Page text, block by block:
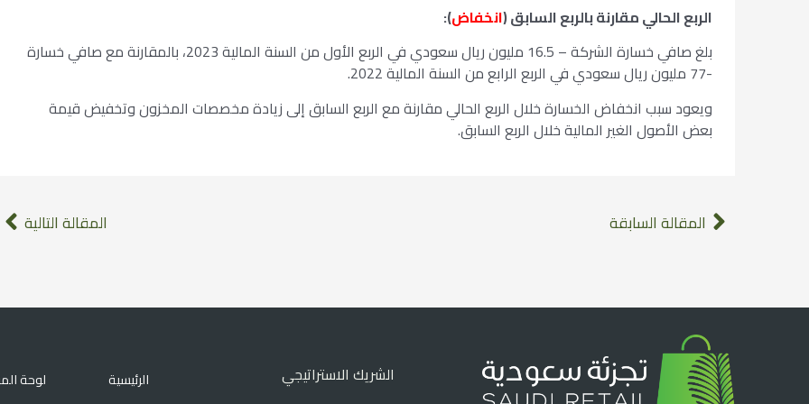
الربع الحالي مقارنة بالربع السابق (انخفاض):
بلغ صافي خسارة الشركة – 16.5 مليون ريال سعودي في الربع الأول من السنة المالية 2023، بالمقارنة مع صافي خسارة
-77 مليون ريال سعودي في الربع الرابع من السنة المالية 2022.
ويعود سبب انخفاض الخسارة خلال الربع الحالي مقارنة مع الربع السابق إلى زيادة مخصصات المخزون وتخفيض قيمة
بعض الأصول الغير المالية خلال الربع السابق.
المقالة السابقة المقالة التالية
الشريك الاستراتيجي
الرئيسية
لوحة